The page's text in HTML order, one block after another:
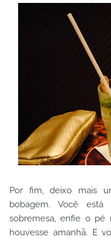
Por fim, deixo mais
bobagem. Você
sobremesa, enfie o
houvesse amanhã. E